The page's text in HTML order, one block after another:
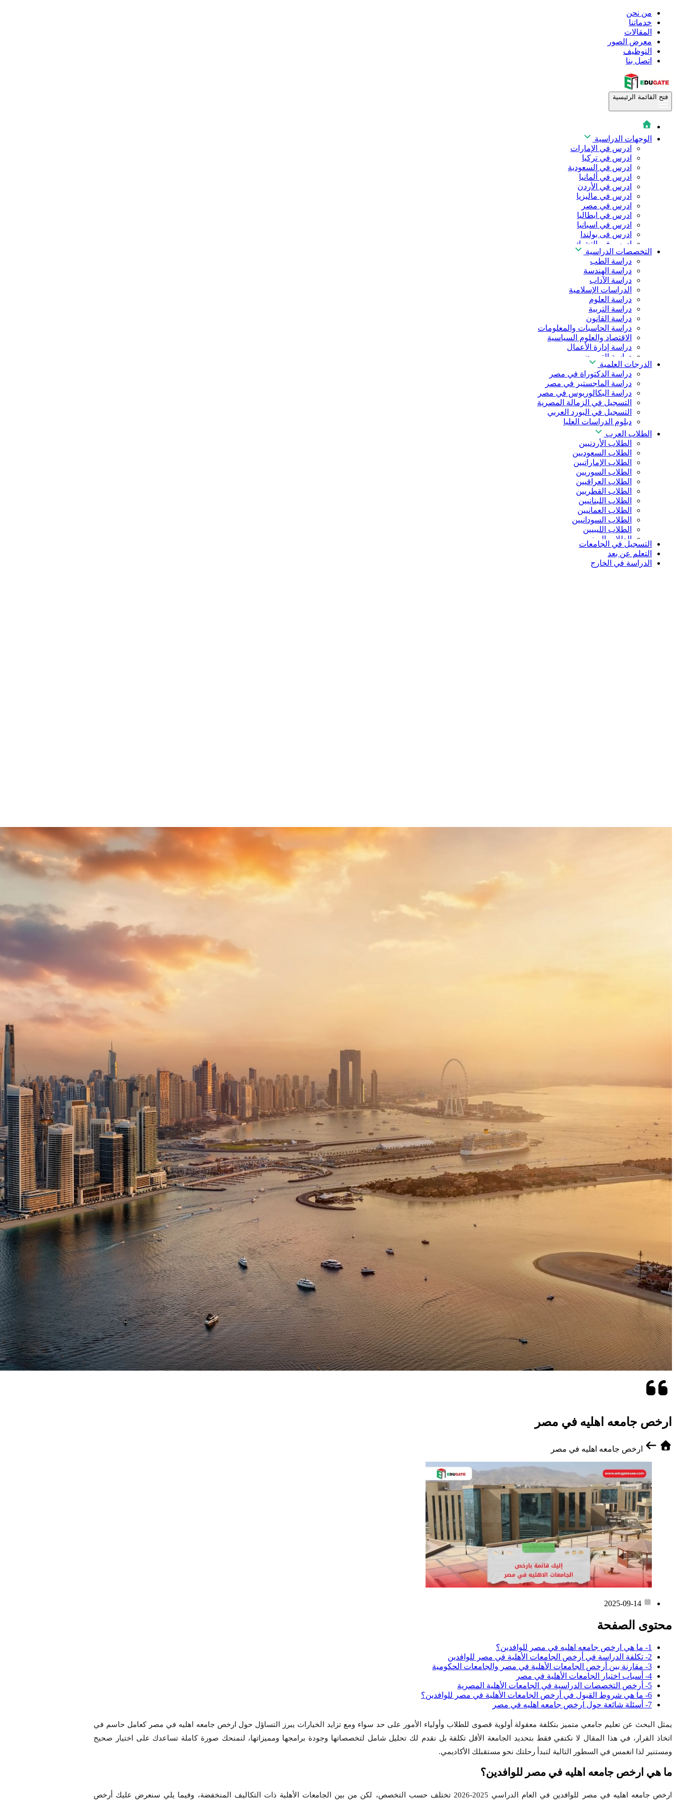
من نحن
خدماتنا
المقالات
معرض الصور
التوظيف
اتصل بنا
فتح القائمة الرئيسية
الوجهات الدراسية
ادرس في الإمارات
ادرس في تركيا
ادرس في السعودية
ادرس في ألمانيا
ادرس في الأردن
ادرس في ماليزيا
ادرس في مصر
ادرس في ايطاليا
ادرس في اسبانيا
ادرس فى بولندا
ادرس فى التشيك
ادرس في المجر
ادرس في الصين
التخصصات الدراسية
دراسة الطب
دراسة الهندسة
دراسة الآداب
الدراسات الإسلامية
دراسة العلوم
دراسة التربية
دراسة القانون
دراسة الحاسبات والمعلومات
الاقتصاد والعلوم السياسية
دراسة إدارة الأعمال
دراسة التمريض
دراسة طب الأسنان
دراسة الصيدلة
دراسة العلوم الصحية
دراسة العلاج الطبيعي
دراسة الذكاء الاصطناعي
دراسة الأمن السيبراني
الدرجات العلمية
دراسة الدكتوراة في مصر
دراسة الماجستير في مصر
دراسة البكالوريوس في مصر
التسجيل في الزمالة المصرية
التسجيل في البورد العربي
دبلوم الدراسات العليا
الطلاب العرب
الطلاب الأردنيين
الطلاب السعوديين
الطلاب الإماراتيين
الطلاب السوريين
الطلاب العراقيين
الطلاب القطريين
الطلاب اللبنانيين
الطلاب العمانيين
الطلاب السودانيين
الطلاب الليبيين
الطلاب اليمنيين
التسجيل في الجامعات
التعلم عن بعد
الدراسة في الخارج
ارخص جامعه اهليه في مصر
ارخص جامعه اهليه في مصر
2025-09-14
محتوى الصفحة
1- ما هي ارخص جامعه اهليه في مصر للوافدين؟
2- تكلفة الدراسة في أرخص الجامعات الأهلية في مصر للوافدين
3- مقارنة بين أرخص الجامعات الأهلية في مصر والجامعات الحكومية
4- أسباب اختيار الجامعات الأهلية في مصر
5- أرخص التخصصات الدراسية في الجامعات الأهلية المصرية
6- ما هي شروط القبول في أرخص الجامعات الأهلية في مصر للوافدين؟
7- أسئلة شائعة حول ارخص جامعه اهليه في مصر
يمثل البحث عن تعليم جامعي متميز بتكلفة معقولة أولوية قصوى للطلاب وأولياء الأمور على حد سواء ومع تزايد الخيارات يبرز التساؤل حول ارخص جامعه اهليه في مصر كعامل حاسم في
اتخاذ القرار، في هذا المقال لا نكتفي فقط بتحديد الجامعة الأقل تكلفة بل نقدم لك تحليل شامل لتخصصاتها وجودة برامجها ومميزاتها، لنمنحك صورة كاملة تساعدك على اختيار صحيح
ومستنير لذا انغمس في السطور التالية لتبدأ رحلتك نحو مستقبلك الأكاديمي.
ما هي ارخص جامعه اهليه في مصر للوافدين؟
ارخص جامعه اهليه في مصر للوافدين في العام الدراسي 2025-2026 تختلف حسب التخصص، لكن من بين الجامعات الأهلية ذات التكاليف المنخفضة، وفيما يلي سنعرض عليك أرخص